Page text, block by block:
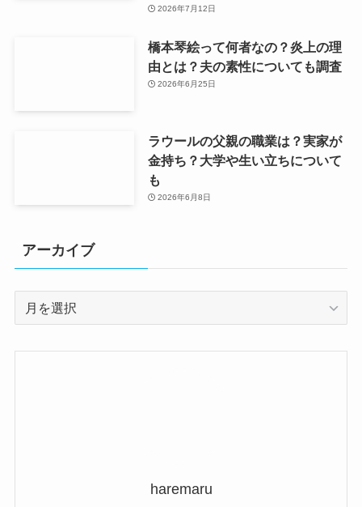
2026年7月12日
橋本琴絵って何者なの？炎上の理
由とは？夫の素性についても調査
2026年6月25日
ラウールの父親の職業は？実家が
金持ち？大学や生い立ちについて
も
2026年6月8日
アーカイブ
haremaru